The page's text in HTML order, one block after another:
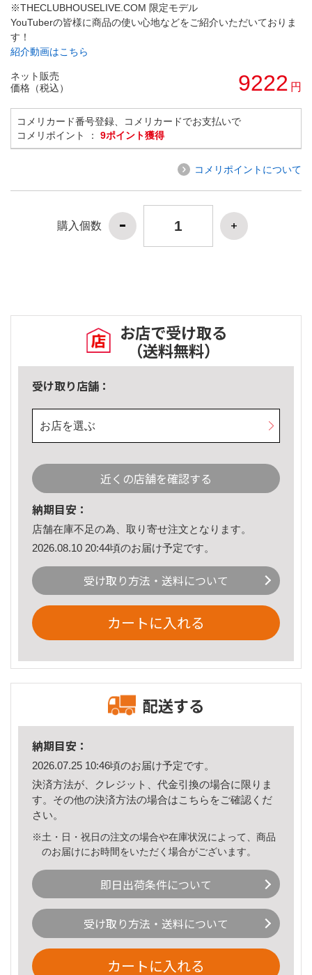
※THECLUBHOUSELIVE.COM 限定モデル
YouTuberの皆様に商品の使い心地などをご紹介いただいておりま
す！
紹介動画はこちら
ネット販売
価格（税込）
9222 円
コメリカード番号登録、コメリカードでお支払いで
コメリポイント ： 9ポイント獲得
コメリポイントについて
購入個数
お店で受け取る
（送料無料）
受け取り店舗：
お店を選ぶ
近くの店舗を確認する
納期目安：
店舗在庫不足の為、取り寄せ注文となります。
2026.08.10 20:44頃のお届け予定です。
受け取り方法・送料について
カートに入れる
配送する
納期目安：
2026.07.25 10:46頃のお届け予定です。
決済方法が、クレジット、代金引換の場合に限りま
す。その他の決済方法の場合はこちら をご確認くだ
さい。
※土・日・祝日の注文の場合や在庫状況によって、商品
のお届けにお時間をいただく場合がございます。
即日出荷条件について
受け取り方法・送料について
カートに入れる